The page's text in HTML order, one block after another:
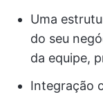
Uma
do seu
da equipe,
Integração